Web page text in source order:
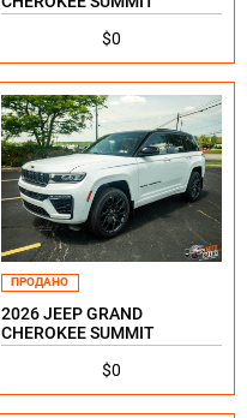
$0
ПРОДАНО
2026 JEEP GRAND
CHEROKEE SUMMIT
$0